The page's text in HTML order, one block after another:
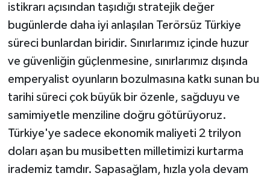
istikrarı açısından taşıdığı stratejik değer
bugünlerde daha iyi anlaşılan Terörsüz Türkiye
süreci bunlardan biridir. Sınırlarımız içinde huzur
ve güvenliğin güçlenmesine, sınırlarımız dışında
emperyalist oyunların bozulmasına katkı sunan bu
tarihi süreci çok büyük bir özenle, sağduyu ve
samimiyetle menziline doğru götürüyoruz.
Türkiye'ye sadece ekonomik maliyeti 2 trilyon
doları aşan bu musibetten milletimizi kurtarma
irademiz tamdır. Sapasağlam, hızla yola devam
Muş Müftülüğü
Nevşehir Müftülüğü
Ordu Müftülüğü
Osmaniye Müftülüğü
Rize Müftülüğü